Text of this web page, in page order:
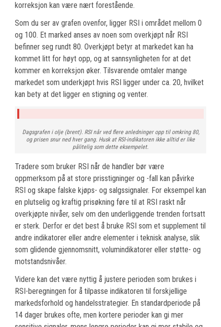
korreksjon kan være nært forestående.
Som du ser av grafen ovenfor, ligger RSI i området mellom 0
og 100. Et marked anses av noen som overkjøpt når RSI
befinner seg rundt 80. Overkjøpt betyr at markedet kan ha
kommet litt for høyt opp, og at sannsynligheten for at det
kommer en korreksjon øker. Tilsvarende omtaler mange
markedet som underkjøpt hvis RSI ligger under ca. 20, hvilket
kan bety at det ligger en stigning og venter.
Dagsgrafen i olje (brent). RSI når ved flere anledninger opp til omkring 80,
og prisen snur ned hver gang. Husk at RSI-indikatoren ikke alltid er like
pålitelig som dette eksempelet.
Tradere som bruker RSI når de handler bør være
oppmerksom på at store prisstigninger og -fall kan påvirke
RSI og skape falske kjøps- og salgssignaler. For eksempel kan
en plutselig og kraftig prisøkning føre til at RSI raskt når
overkjøpte nivåer, selv om den underliggende trenden fortsatt
er sterk. Derfor er det best å bruke RSI som et supplement til
andre indikatorer eller andre elementer i teknisk analyse, slik
som glidende gjennomsnitt, volumindikatorer eller støtte- og
motstandsnivåer.
Videre kan det være nyttig å justere perioden som brukes i
RSI-beregningen for å tilpasse indikatoren til forskjellige
markedsforhold og handelsstrategier. En standardperiode på
14 dager brukes ofte, men kortere perioder kan gi mer